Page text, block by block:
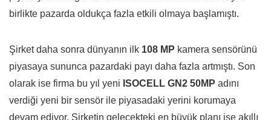
birlikte pazarda oldukça fazla etkili olmaya başlamıştı.
Şirket daha sonra dünyanın ilk 108 MP kamera sensörünü
piyasaya sununca pazardaki payı daha fazla artmıştı. Son
olarak ise firma bu yıl yeni ISOCELL GN2 50MP adını
verdiği yeni bir sensör ile piyasadaki yerini korumaya
devam ediyor. Şirketin gelecekteki en büyük planı ise akıllı